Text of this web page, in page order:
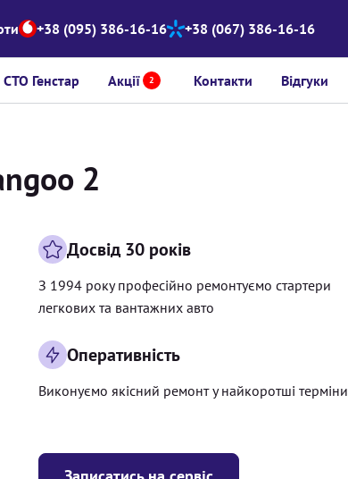
+38 (095) 386-16-16 +38 (067) 386-16-16
Генстар Акції 2 Контакти Відгуки
2
Досвід 30 років
З 1994 року професійно ремонтуємо стартери
легкових та вантажних авто
Оперативність
Виконуємо якісний ремонт у найкоротші терміни